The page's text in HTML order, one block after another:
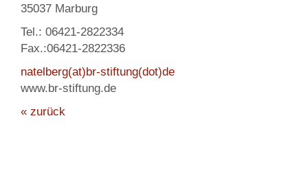
35037 Marburg
Tel.: 06421-2822334
Fax.:06421-2822336
natelberg(at)br-stiftung(dot)de
www.br-stiftung.de
« zurück